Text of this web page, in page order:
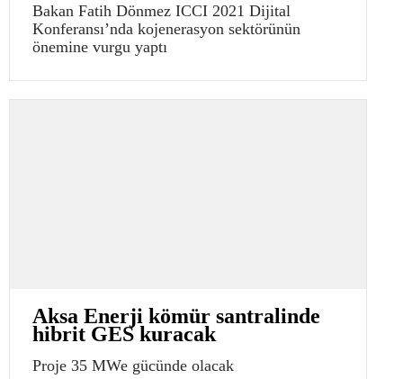
Bakan Fatih Dönmez ICCI 2021 Dijital
Konferansı’nda kojenerasyon sektörünün
önemine vurgu yaptı
Aksa Enerji kömür santralinde
hibrit GES kuracak
Proje 35 MWe gücünde olacak